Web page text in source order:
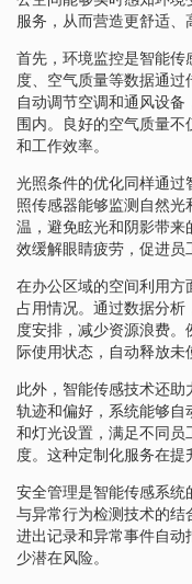
服务，从而营造更舒适、
首先，环境监控是智能传
度、空气质量等数据通
自动调节空调和通风设
围内。良好的空气质量
和工作效率。
光照条件的优化同样通
照传感器能够监测自然
温，避免眩光和阴影带
效缓解眼睛疲劳，促进员
在办公区域的空间利用方
占用情况。通过数据分析
度安排，减少资源浪费
际使用状态，自动释放未
此外，智能传感技术还
轨迹和偏好，系统能够
和灯光设置，满足不同
度。这种定制化服务在提
安全管理是智能传感系
与异常行为检测技术的结
进出记录和异常事件自
少潜在风险。